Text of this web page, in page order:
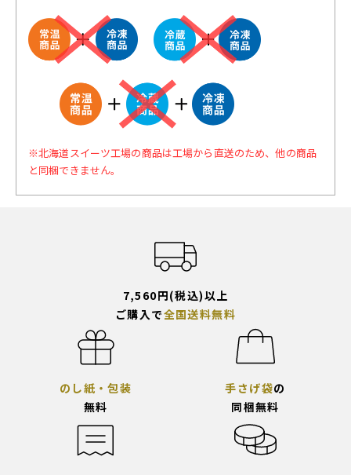
※北海道スイーツ工場の商品は工場から直送のため、他の商品
と同梱できません。
7,560円(税込)以上
ご購入で全国送料無料
のし紙・包装
無料
手さげ袋の
同梱無料